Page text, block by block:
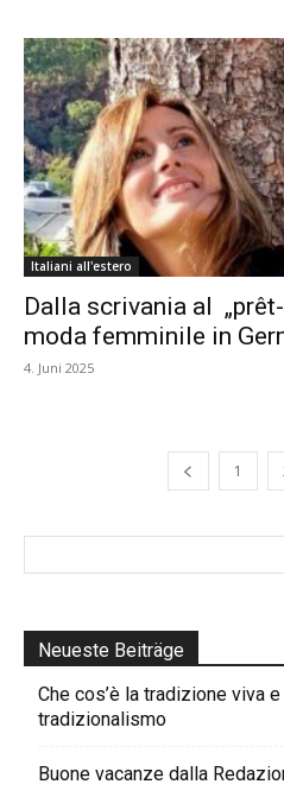
Italiani all'estero
Dalla scrivania al
moda femminile in
4. Juni 2025
1
Neueste Beiträge
Che cos’è la tradizione viva
tradizionalismo
Buone vacanze dalla